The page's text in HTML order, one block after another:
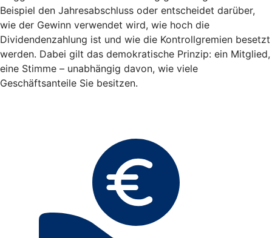
Beispiel den Jahresabschluss oder entscheidet darüber,
wie der Gewinn verwendet wird, wie hoch die
Dividendenzahlung ist und wie die Kontrollgremien besetzt
werden. Dabei gilt das demokratische Prinzip: ein Mitglied,
eine Stimme – unabhängig davon, wie viele
Geschäftsanteile Sie besitzen.